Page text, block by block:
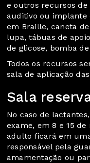
e outros recursos de
auditivo ou implante
em Braille, caneta
lupa, tábuas de
de glicose, bomba
Todos os recursos
sala de aplicação
Sala
No caso de
exame, em 8 e 15
adulto ficará em
responsável pela
amamentação ou